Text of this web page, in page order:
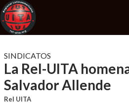
SINDICATOS
La Rel-UITA
Salvador Allende
Rel UITA